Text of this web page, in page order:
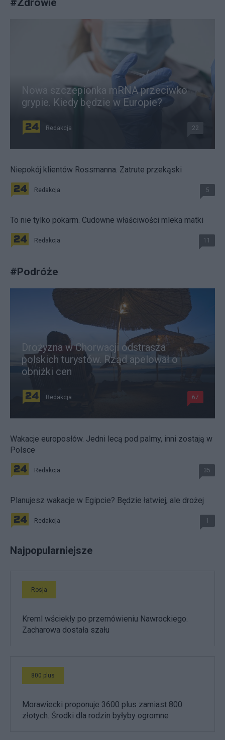
Nowa szczepionka mRNA przeciwko
grypie. Kiedy będzie w Europie?
Redakcja 22
Niepokój klientów Rossmanna. Zatrute przekąski
Redakcja 5
To nie tylko pokarm. Cudowne właściwości mleka matki
Redakcja 11
#Podróże
Drożyzna w Chorwacji odstrasza
polskich turystów. Rząd apelował o
obniżki cen
Redakcja 67
Wakacje europosłów. Jedni lecą pod palmy, inni zostają w
Polsce
Redakcja 35
Planujesz wakacje w Egipcie? Będzie łatwiej, ale drożej
Redakcja 1
Najpopularniejsze
Rosja
Kreml wściekły po przemówieniu Nawrockiego.
Zacharowa dostała szału
800 plus
Morawiecki proponuje 3600 plus zamiast 800
złotych. Środki dla rodzin byłyby ogromne